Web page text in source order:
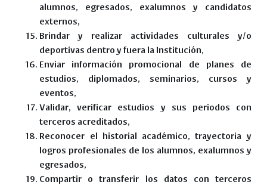
alumnos, egresados, exalumnos y candidatos
externos,
Brindar y realizar actividades culturales y/o
deportivas dentro y fuera la Institución,
Enviar información promocional de planes de
estudios, diplomados, seminarios, cursos y
eventos,
Validar, verificar estudios y sus periodos con
terceros acreditados,
Reconocer el historial académico, trayectoria y
logros profesionales de los alumnos, exalumnos y
egresados,
Compartir o transferir los datos con terceros